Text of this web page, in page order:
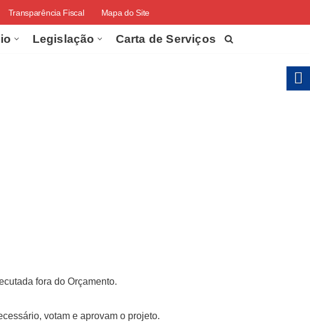
Transparência Fiscal Mapa do Site
Legislação Carta de Serviços
fora do Orçamento.
votam e aprovam o projeto.